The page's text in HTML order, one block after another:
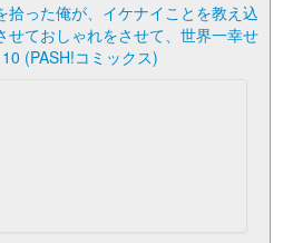
拾った俺が、イケナイことを教え込
せておしゃれをさせて、世界一幸せ
(PASH!コミックス)